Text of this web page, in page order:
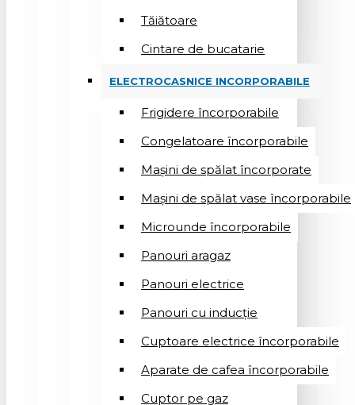
Tăiătoare
Cintare de bucatarie
ELECTROCASNICE INCORPORABILE
Frigidere încorporabile
Congelatoare încorporabile
Mașini de spălat încorporate
Mașini de spălat vase încorporabile
Microunde încorporabile
Panouri aragaz
Panouri electrice
Panouri cu inducție
Cuptoare electrice încorporabile
Aparate de cafea încorporabile
Cuptor pe gaz